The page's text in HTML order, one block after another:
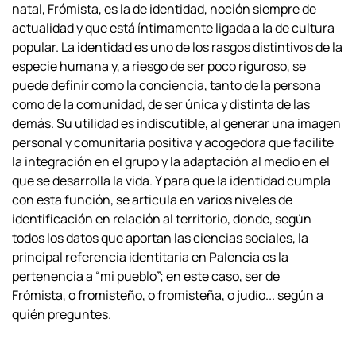
natal, Frómista, es la de identidad, noción siempre de
actualidad y que está íntimamente ligada a la de cultura
popular. La identidad es unode los rasgos distintivos de la
especie humana y, a riesgo de ser poco riguroso, se
puede definir como la conciencia, tanto de la persona
como de la comunidad, de serúnica y distinta de las
demás. Su utilidad es indiscutible, al generar una imagen
personal y comunitaria positiva y acogedora que facilite
la integración en el grupo yla adaptación al medio en el
que se desarrolla la vida. Y para que la identidad cumpla
con esta función, se articula en varios niveles de
identificación en relación alterritorio, donde, según
todos los datos que aportan las ciencias sociales, la
principal referencia identitaria en Palencia es la
pertenencia a “mi pueblo”; en este caso, ser de
Frómista, o fromisteño, o fromisteña, o judío... según a
quién preguntes.